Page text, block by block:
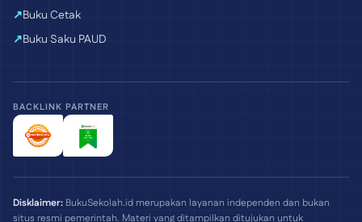
Buku Cetak
Buku Saku PAUD
BACKLINK PARTNER
Disklaimer: BukuSekolah.id merupakan layanan independen dan bukan
situs resmi pemerintah. Materi yang ditampilkan ditujukan untuk